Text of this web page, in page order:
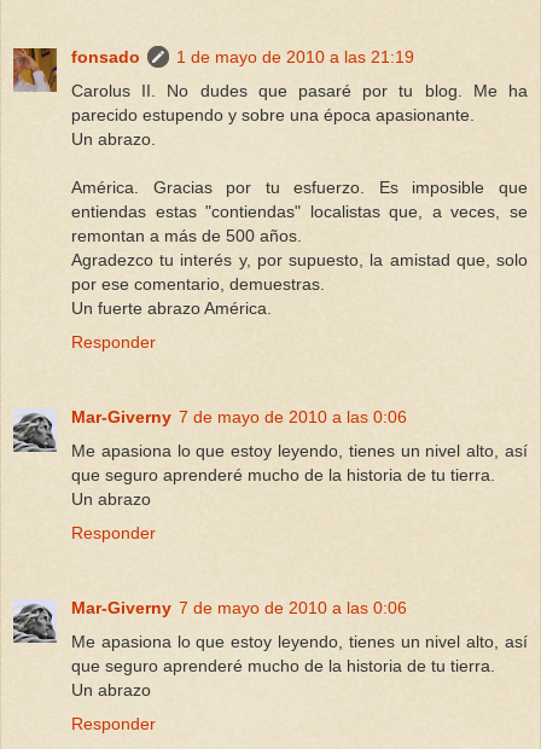
fonsado
1 de mayo de 2010 a las 21:19
Carolus II. No dudes que pasaré por tu blog. Me ha
parecido estupendo y sobre una época apasionante.
Un abrazo.
América. Gracias por tu esfuerzo. Es imposible que
entiendas estas "contiendas" localistas que, a veces, se
remontan a más de 500 años.
Agradezco tu interés y, por supuesto, la amistad que, solo
por ese comentario, demuestras.
Un fuerte abrazo América.
Responder
Mar-Giverny 7 de mayo de 2010 a las 0:06
Me apasiona lo que estoy leyendo, tienes un nivel alto, así
que seguro aprenderé mucho de la historia de tu tierra.
Un abrazo
Responder
Mar-Giverny 7 de mayo de 2010 a las 0:06
Me apasiona lo que estoy leyendo, tienes un nivel alto, así
que seguro aprenderé mucho de la historia de tu tierra.
Un abrazo
Responder